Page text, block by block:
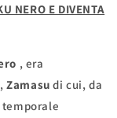
NERO E DIVENTA
, era
Zamasu di cui, da